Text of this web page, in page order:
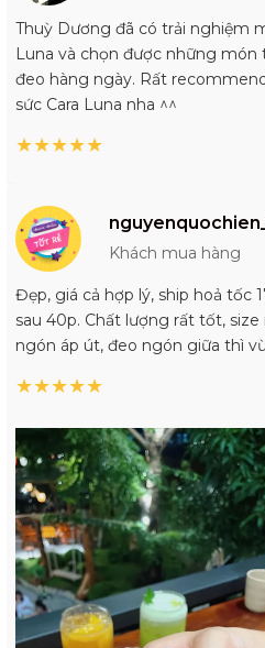
Thuỳ Dương đã có trải nghiệm
Luna và chọn được những món
đeo hàng ngày. Rất
sức Cara Luna nha ^^
★★★★★
Khách mua hàng
Đẹp, giá cả hợp lý, ship hoả tốc
sau 40p. Chất lượng rất tốt,
ngón áp út, đeo ngón giữa thì
★★★★★